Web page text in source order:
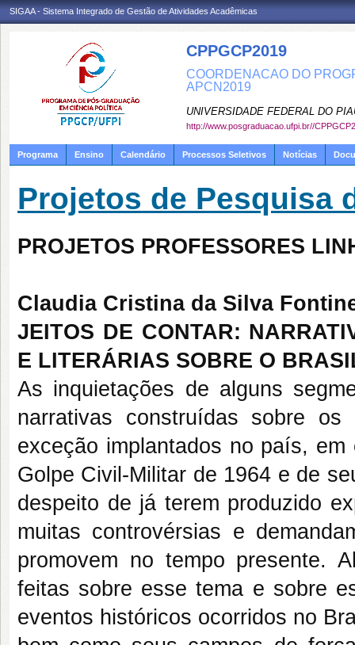
SIGAA - Sistema Integrado de Gestão de Atividades Acadêmicas
CPPGCP2019
COORDENACAO DO
APCN2019
UNIVERSIDADE FEDERAL DO
http://www.posgraduacao.ufpi.br//
Programa Ensino Calendário Processos Seletivos Notícias
Projetos de Pesquisa
PROJETOS PROFESSORES
Claudia Cristina da Silva
JEITOS DE CONTAR:
E LITERÁRIAS SOBRE O
As inquietações de alguns
narrativas construídas sobre
exceção implantados no país,
Golpe Civil-Militar de 1964 e de
despeito de já terem produzido
muitas controvérsias e
promovem no tempo presente.
feitas sobre esse tema e sobre
eventos históricos ocorridos no